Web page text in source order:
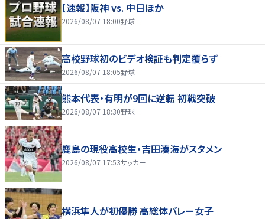
【速報】阪神 vs. 中日ほか
2026/08/07 18:00野球
高校野球初のビデオ検証も判定覆らず
2026/08/07 18:05野球
熊本代表・有明が9回に逆転 初戦突破
2026/08/07 18:30野球
鹿島の現役高校生・吉田湊海がスタメン
2026/08/07 17:53サッカー
横浜隼人が初優勝 高総体バレー女子